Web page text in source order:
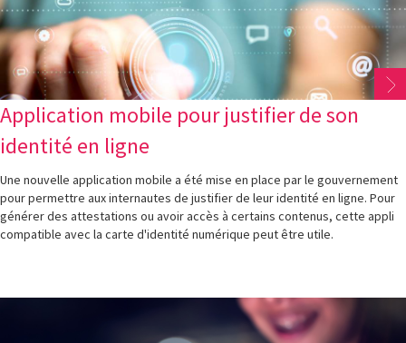
Application mobile pour justifier de son
identité en ligne
Une nouvelle application mobile a été mise en place par le gouvernement
pour permettre aux internautes de justifier de leur identité en ligne. Pour
générer des attestations ou avoir accès à certains contenus, cette appli
compatible avec la carte d'identité numérique peut être utile.